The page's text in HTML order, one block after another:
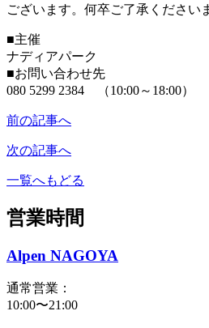
ございます。何卒ご了承ください
■主催
ナディアパーク
■お問い合わせ先
080 5299 2384 （10:00～18:00）
前の記事へ
次の記事へ
一覧へもどる
営業時間
Alpen NAGOYA
通常営業：
10:00〜21:00